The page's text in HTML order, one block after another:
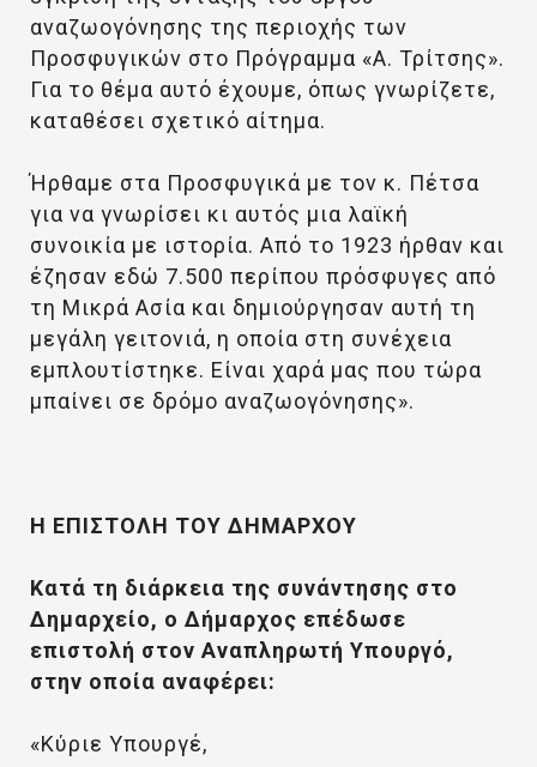
αναζωογόνησης της περιοχής των
Προσφυγικών στο Πρόγραμμα «Α. Τρίτσης».
Για το θέμα αυτό έχουμε, όπως γνωρίζετε,
καταθέσει σχετικό αίτημα.
Ήρθαμε στα Προσφυγικά με τον κ. Πέτσα
για να γνωρίσει κι αυτός μια λαϊκή
συνοικία με ιστορία. Από το 1923 ήρθαν και
έζησαν εδώ 7.500 περίπου πρόσφυγες από
τη Μικρά Ασία και δημιούργησαν αυτή τη
μεγάλη γειτονιά, η οποία στη συνέχεια
εμπλουτίστηκε. Είναι χαρά μας που τώρα
μπαίνει σε δρόμο αναζωογόνησης».
Η ΕΠΙΣΤΟΛΗ ΤΟΥ ΔΗΜΑΡΧΟΥ
Κατά τη διάρκεια της συνάντησης στο
Δημαρχείο, ο Δήμαρχος επέδωσε
επιστολή στον Αναπληρωτή Υπουργό,
στην οποία αναφέρει:
«Κύριε Υπουργέ,